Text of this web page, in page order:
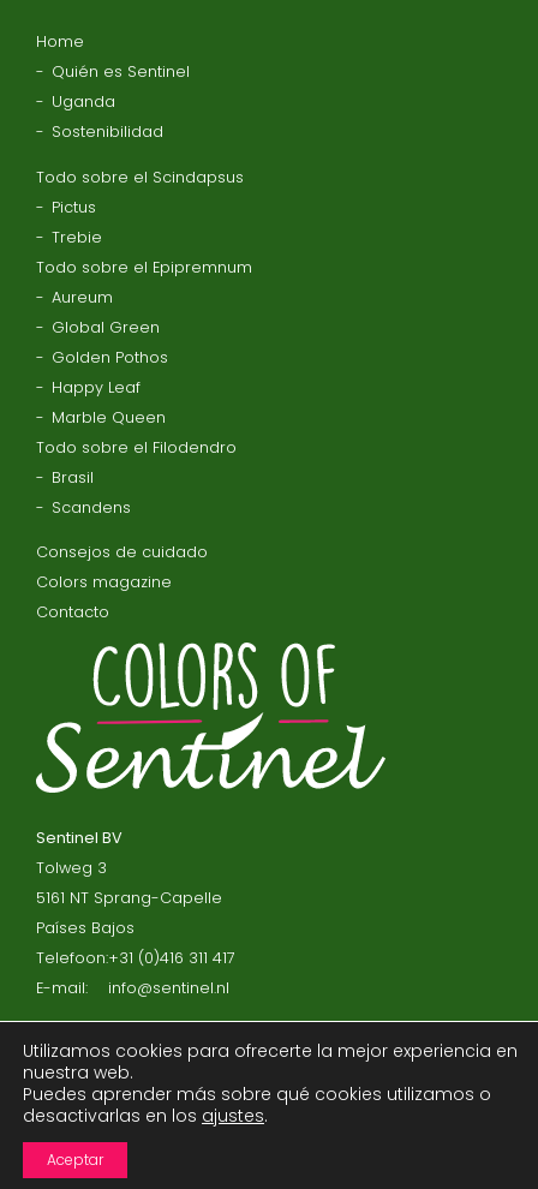
Home
Quién es Sentinel
Uganda
Sostenibilidad
Todo sobre el Scindapsus
Pictus
Trebie
Todo sobre el Epipremnum
Aureum
Global Green
Golden Pothos
Happy Leaf
Marble Queen
Todo sobre el Filodendro
Brasil
Scandens
Consejos de cuidado
Colors magazine
Contacto
Sentinel BV
Tolweg 3
5161 NT Sprang-Capelle
Países Bajos
Telefoon:+31 (0)416 311 417
E-mail:
info@sentinel.nl
Declaracion de privacidad
Descargo de responsabilidad
Acuerdo de procesador
Utilizamos cookies para ofrecerte la mejor experiencia en
nuestra web.
Puedes aprender más sobre qué cookies utilizamos o
desactivarlas en los ajustes.
Aceptar